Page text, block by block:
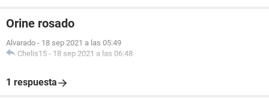
Orine rosado
Alvarado - 18 sep 2021 a las 05:49
Chelis15 - 18 sep 2021 a las 06:48
1 respuesta